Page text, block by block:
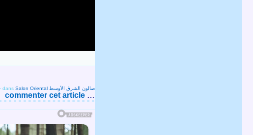
- dans Salon Oriental صالون الشرق الأوسط
commenter cet article …